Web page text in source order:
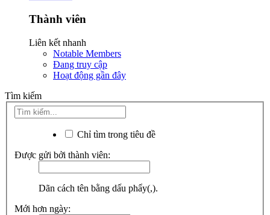
Thành viên
Liên kết nhanh
Notable Members
Đang truy cập
Hoạt động gần đây
Tìm kiếm
Chỉ tìm trong tiêu đề
Được gửi bởi thành viên:
Dãn cách tên bằng dấu phẩy(,).
Mới hơn ngày: